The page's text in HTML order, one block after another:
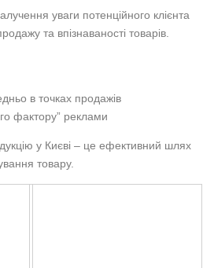
уваги потенційного клієнта
та впізнаваності товарів.
в точках продажів
фактору” реклами
у Києві – це ефективний шлях
товару.